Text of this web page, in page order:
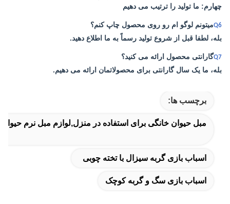
چهارم: ما تولید را ترتیب می دهیم
Q6میتونم لوگو ام رو روی محصول چاپ کنم؟
بله، لطفا قبل از شروع تولید رسماً به ما اطلاع دهید.
Q7گارانتی محصول ارائه می کنید؟
بله، ما یک سال گارانتی برای محصولاتمان ارائه می دهیم.
برچسب ها:
مبل حیوان خانگی برای استفاده در منزل,لوازم مبل نرم
اسباب بازی گربه سیزال با تخته چوبی
اسباب بازی سگ و گربه کوچک